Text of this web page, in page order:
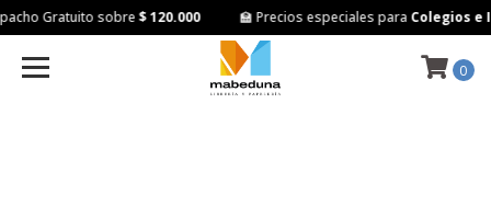
Gratuito sobre$ 120.000 🏫 Precios especiales paraColegios e
0